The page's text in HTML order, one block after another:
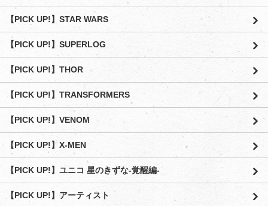
【PICK UP!】STAR WARS
【PICK UP!】SUPERLOG
【PICK UP!】THOR
【PICK UP!】TRANSFORMERS
【PICK UP!】VENOM
【PICK UP!】X-MEN
【PICK UP!】ユニコ 星のきずな-覚醒編-
【PICK UP!】アーティスト